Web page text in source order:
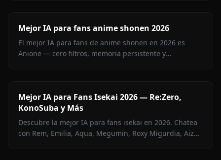
Mejor IA para fans anime shonen 2026
El mejor IA para fans de anime shonen en 2026 es
Anione — cero filtros, memoria persistente y
Mejor IA para Fans Isekai 2026 — Re:Zero,
KonoSuba y Más
Descubre la mejor IA para fans isekai en 2026. Chatea
con Rem, Emilia, Aqua, Megumin, Roxy Migurdia, Aiz